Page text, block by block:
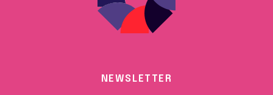
NEWSLETTER